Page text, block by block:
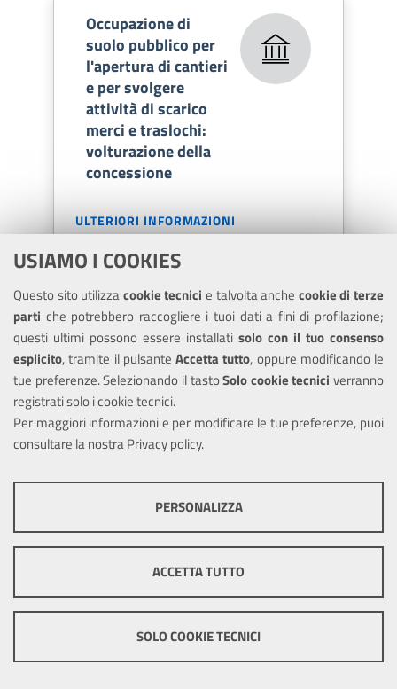
USIAMO I COOKIES
Questo sito utilizzacookie tecnicie talvolta anche cookie di terze
parti che potrebbero raccogliere i tuoi dati a fini di profilazione;
questi ultimi possono essere installati solo con il tuo consenso
esplicito, tramite il pulsante Accetta tutto, oppure modificando le
tue preferenze. Selezionando il tastoSolo cookie tecnici verranno
registrati solo i cookie tecnici.
Per maggiori informazioni e per modificare le tue preferenze, puoi
consultare la nostraPrivacy policy.
COOKIE TECNICI
ottimale per ogni utente. Essi non raccolgono i tuoi dati e le tue
informazioni di navigazione per scopi di marketing e profilazione, e
pertanto possono essere utilizzati senza bisogno di acquisire il tuo
consenso.
Mostra altre informazioni
Cookie tecnici e funzionali
PERSONALIZZA
ACCETTA TUTTO
SOLO COOKIE TECNICI
Occupazione di
suolo pubblico per
l'apertura di cantieri
e per svolgere
attività di scarico
merci e traslochi:
volturazione della
concessione
ULTERIORI INFORMAZIONI
Occupazione di
suolo pubblico per
l'apertura di cantieri
e per svolgere
attività di scarico
merci e traslochi:
modifica della
concessione
Occupazione di
suolo pubblico per
svolgere attività
elettorali e
referendarie: